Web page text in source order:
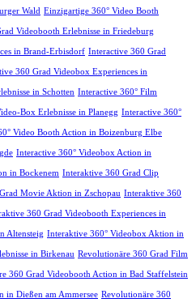
Wald Einzigartige 360° Video Booth
Videobooth Erlebnisse in Friedeburg
in Brand-Erbisdorf Interactive 360 Grad
360 Grad Videobox Experiences in
in Schotten Interactive 360° Film
Box Erlebnisse in Planegg Interactive 360°
Video Booth Action in Boizenburg Elbe
Interactive 360° Videobox Action in
in Bockenem Interaktive 360 Grad Clip
Movie Aktion in Zschopau Interaktive 360
360 Grad Videobooth Experiences in
Altensteig Interaktive 360° Videobox Aktion in
in Birkenau Revolutionäre 360 Grad Film
360 Grad Videobooth Action in Bad Staffelstein
in Dießen am Ammersee Revolutionäre 360